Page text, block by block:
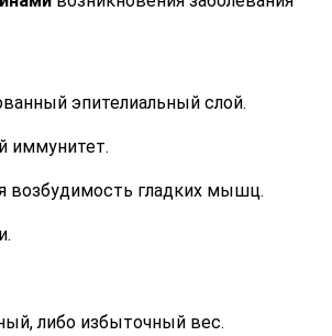
эпителиальный слой.
иммунитет.
возбудимость гладких мышц.
либо избыточный вес.